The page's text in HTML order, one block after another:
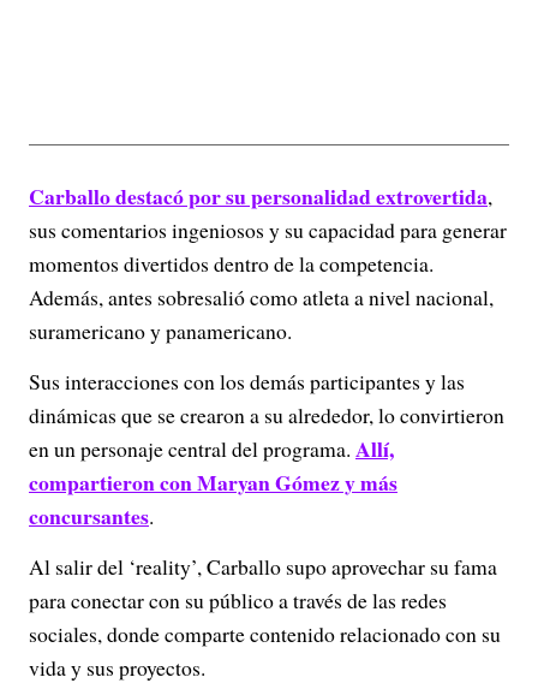
Carballo destacó por su personalidad extrovertida,
sus comentarios ingeniosos y su capacidad para generar
momentos divertidos dentro de la competencia.
Además, antes sobresalió como atleta a nivel nacional,
suramericano y panamericano.
Sus interacciones con los demás participantes y las
dinámicas que se crearon a su alrededor, lo convirtieron
en un personaje central del programa. Allí,
compartieron con Maryan Gómez y más
concursantes.
Al salir del ‘reality’, Carballo supo aprovechar su fama
para conectar con su público a través de las redes
sociales, donde comparte contenido relacionado con su
vida y sus proyectos.